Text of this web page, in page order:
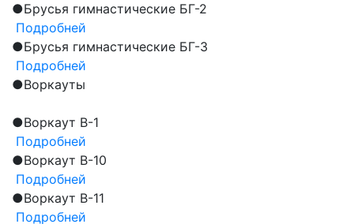
●Брусья гимнастические БГ-2
Подробней
●Брусья гимнастические БГ-3
Подробней
●Воркауты
●Воркаут В-1
Подробней
●Воркаут В-10
Подробней
●Воркаут В-11
Подробней